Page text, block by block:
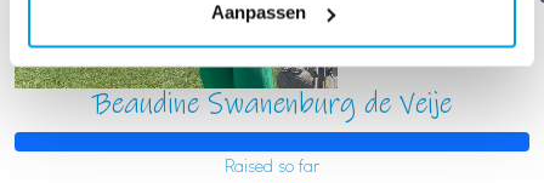
Aanpassen
Beaudine Swanenburg de Veije
Raised so far